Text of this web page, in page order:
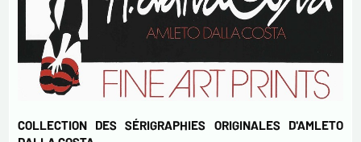
COLLECTION DES SÉRIGRAPHIES ORIGINALES D'AMLETO